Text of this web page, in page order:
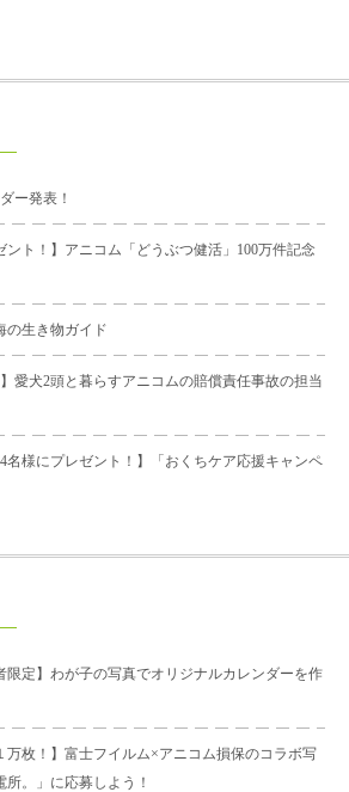
ー発表！
ント！】アニコム「どうぶつ健活」100万件記念
の生き物ガイド
】愛犬2頭と暮らすアニコムの賠償責任事故の担当
名様にプレゼント！】「おくちケア応援キャンペ
限定】わが子の写真でオリジナルカレンダーを作
万枚！】富士フイルム×アニコム損保のコラボ写
。」に応募しよう！